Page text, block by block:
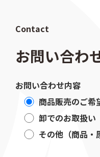
Contact
お問い合わ
お問い合わせ内容
商品販売のご希
卸でのお取扱い
その他（商品・